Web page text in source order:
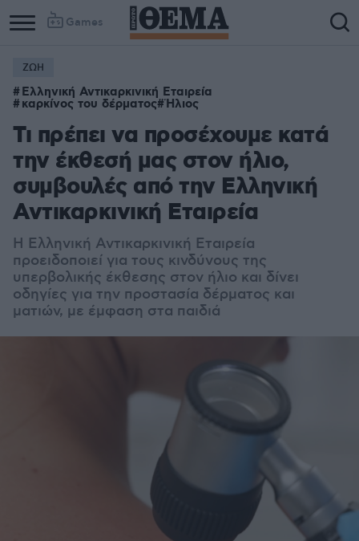
Games
Column
1
Column
2
ΖΩΗ
Ελληνική Αντικαρκινική Εταιρεία
καρκίνος του δέρματος Ήλιος
Τι πρέπει να προσέχουμε κατά
την έκθεσή μας στον ήλιο,
συμβουλές από την Ελληνική
Αντικαρκινική Εταιρεία
Η Ελληνική Αντικαρκινική Εταιρεία
προειδοποιεί για τους κινδύνους της
υπερβολικής έκθεσης στον ήλιο και δίνει
οδηγίες για την προστασία δέρματος και
ματιών, με έμφαση στα παιδιά